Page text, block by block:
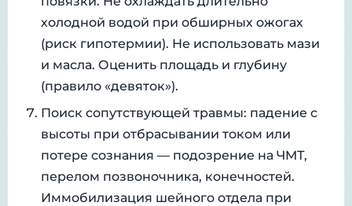
холодной водой при обширных ожогах
(риск гипотермии). Не использовать мази
и масла. Оценить площадь и глубину
(правило «девяток»).
Поиск сопутствующей травмы: падение с
высоты при отбрасывании током или
потере сознания — подозрение на ЧМТ,
перелом позвоночника, конечностей.
Иммобилизация шейного отдела при